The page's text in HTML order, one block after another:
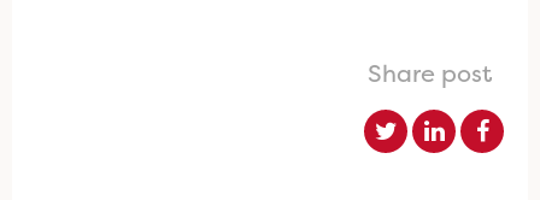
Share post